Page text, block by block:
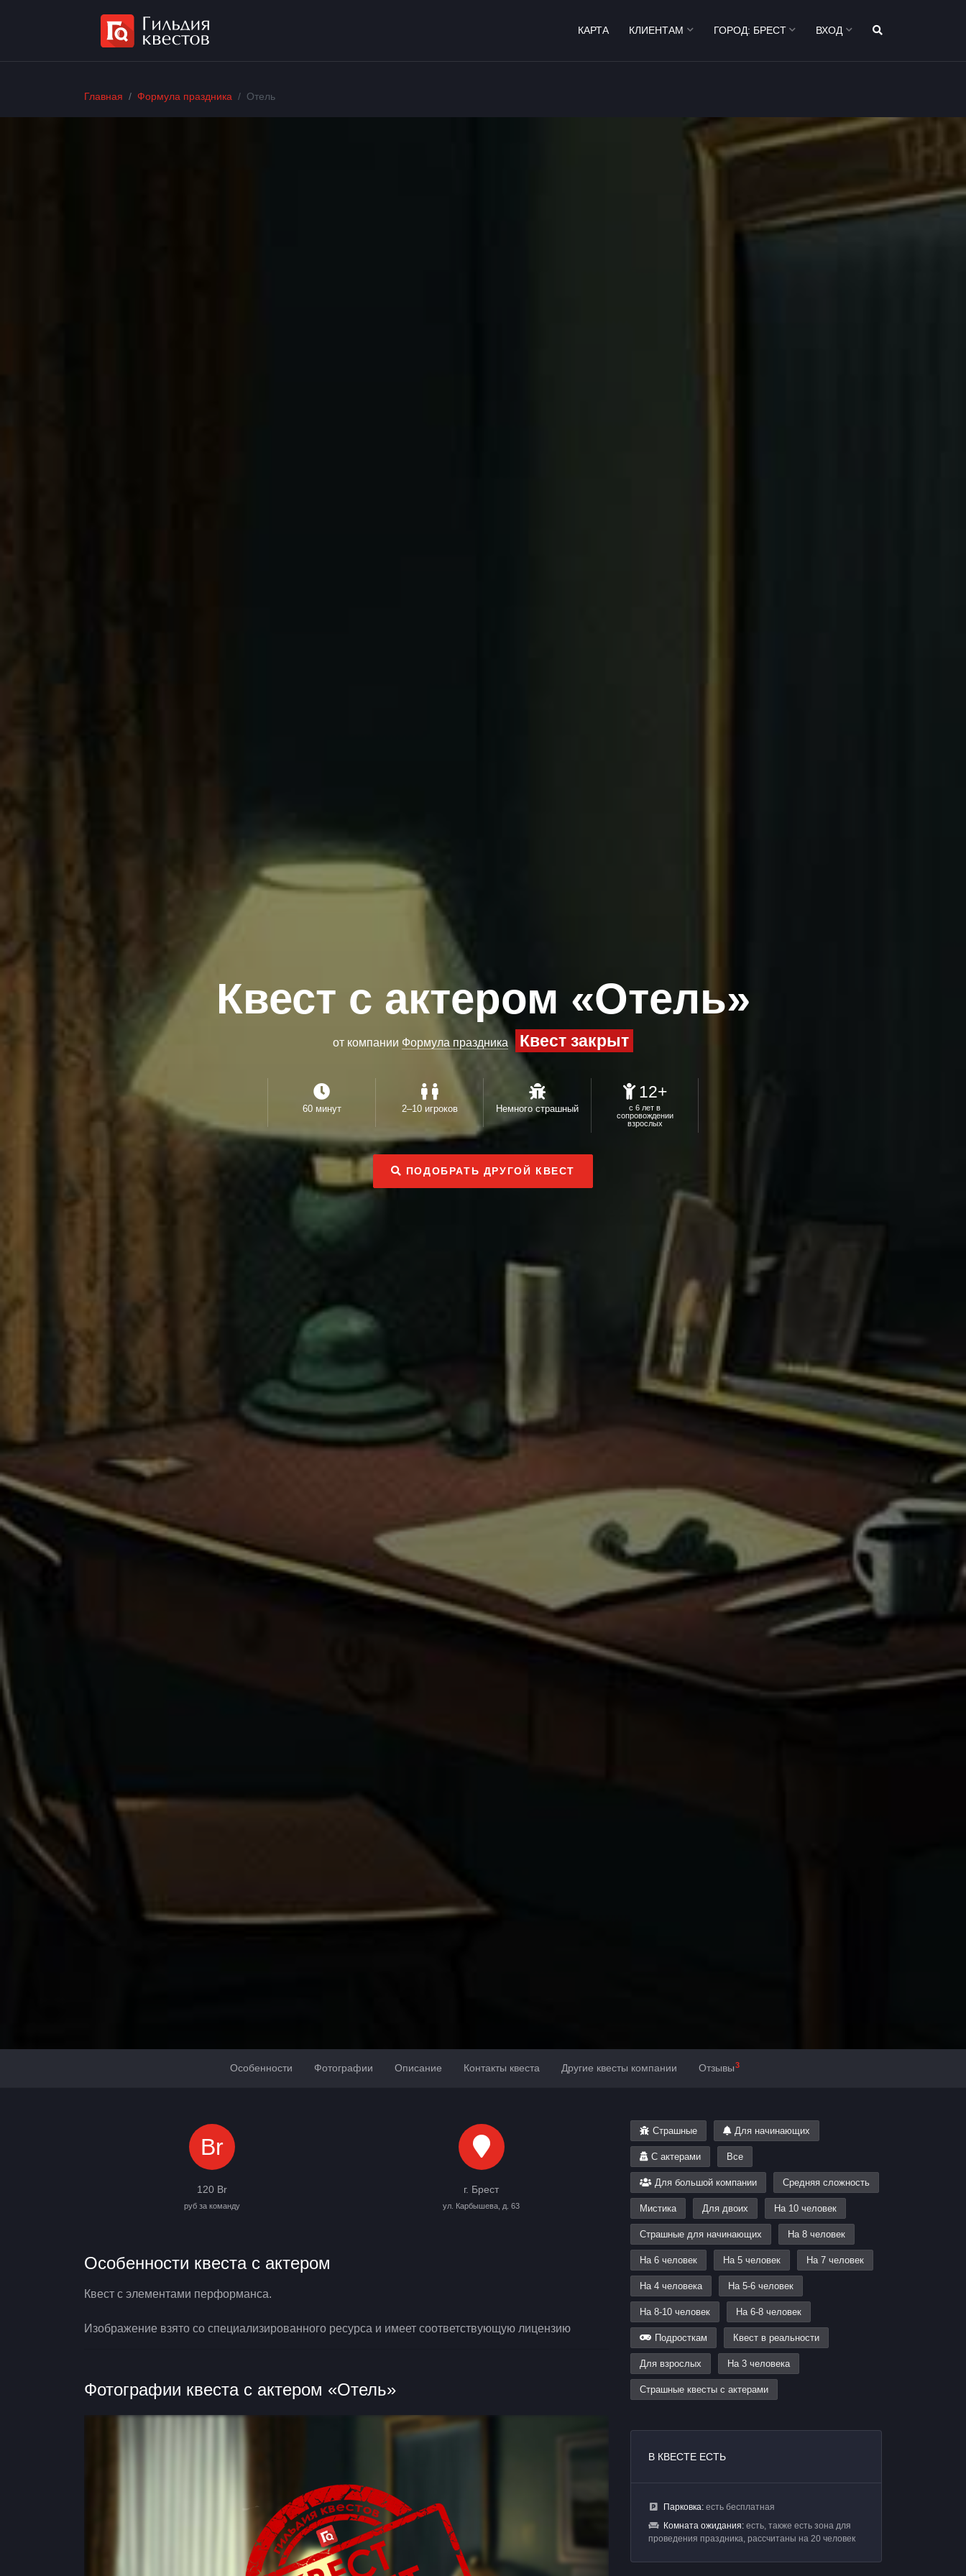
КАРТА КЛИЕНТАМ ГОРОД: БРЕСТ ВХОД
Главная Формула праздника Отель
Квест с актером «Отель»
от компании Формула праздника Квест закрыт
60 минут 2–10 игроков Немного страшный
12+
с 6 лет в
сопровождении
взрослых
ПОДОБРАТЬ ДРУГОЙ КВЕСТ
Особенности Фотографии Описание Контакты квеста Другие квесты компании Отзывы3
Br
120 Br
руб за команду
г. Брест
ул. Карбышева, д. 63
Особенности квеста с актером
Квест с элементами перформанса.
Изображение взято со специализированного ресурса и имеет соответствующую лицензию
Фотографии квеста с актером «Отель»
Страшные Для начинающих
С актерами Все
Для большой компании Средняя сложность
Мистика Для двоих На 10 человек
Страшные для начинающих На 8 человек
На 6 человек На 5 человек На 7 человек
На 4 человека На 5-6 человек
На 8-10 человек На 6-8 человек
Подросткам Квест в реальности
Для взрослых На 3 человека
Страшные квесты с актерами
В КВЕСТЕ ЕСТЬ
Парковка: есть бесплатная
Комната ожидания: есть, также есть зона для
проведения праздника, рассчитаны на 20 человек